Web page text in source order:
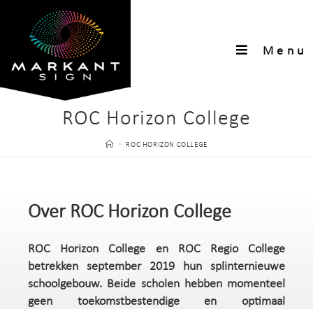
Menu
ROC Horizon College
> ROC HORIZON COLLEGE
Over ROC Horizon College
ROC Horizon College en ROC Regio College
betrekken september 2019 hun splinternieuwe
schoolgebouw. Beide scholen hebben momenteel
geen toekomstbestendige en optimaal